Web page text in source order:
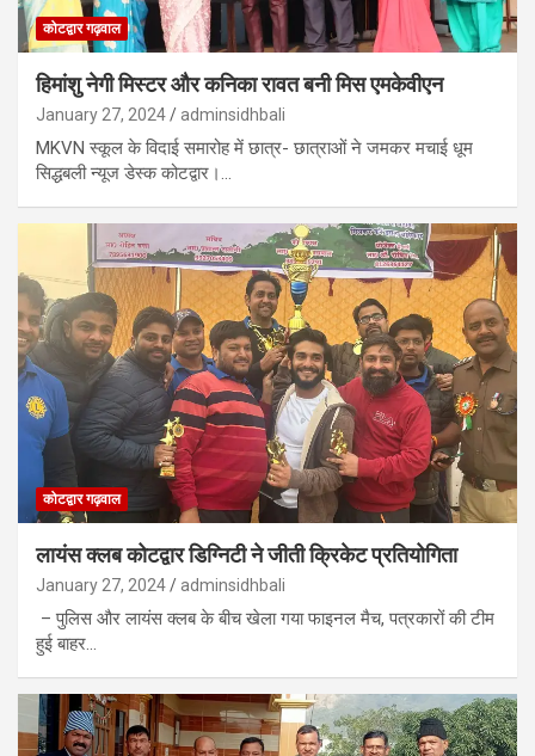
कोटद्वार गढ़वाल
हिमांशु नेगी मिस्टर और कनिका रावत बनी मिस एमकेवीएन
January 27, 2024 adminsidhbali
MKVN स्कूल के विदाई समारोह में छात्र- छात्राओं ने जमकर मचाई धूम
सिद्धबली न्यूज डेस्क कोटद्वार।…
कोटद्वार गढ़वाल
लायंस क्लब कोटद्वार डिग्निटी ने जीती क्रिकेट प्रतियोगिता
January 27, 2024 adminsidhbali
– पुलिस और लायंस क्लब के बीच खेला गया फाइनल मैच, पत्रकारों की टीम
हुई बाहर…